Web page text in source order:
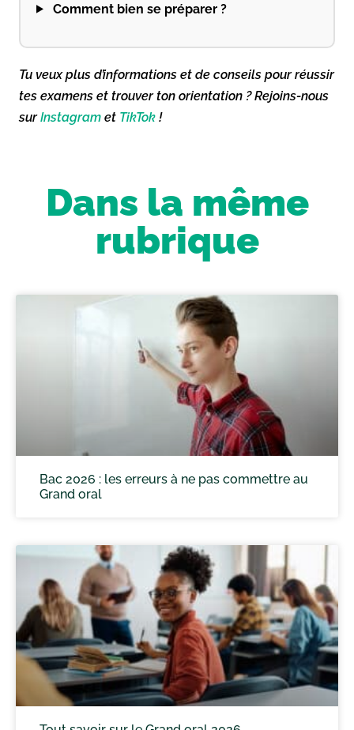
Comment bien se préparer ?
Tu veux plus d’informations et de conseils pour réussir
tes examens et trouver ton orientation ? Rejoins-nous
surInstagram et TikTok !
Dans la même
rubrique
Bac 2026 : les erreurs à ne pas commettre au
Grand oral